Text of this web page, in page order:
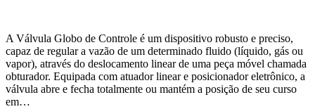
A Válvula Globo de Controle é um dispositivo robusto e preciso,
capaz de regular a vazão de um determinado fluido (líquido, gás ou
vapor), através do deslocamento linear de uma peça móvel chamada
obturador. Equipada com atuador linear e posicionador eletrônico, a
válvula abre e fecha totalmente ou mantém a posição de seu curso
em…